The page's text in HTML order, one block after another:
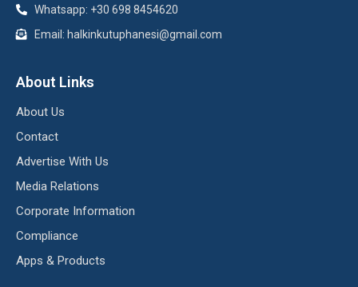
Whatsapp: +30 698 8454620
Email: halkinkutuphanesi@gmail.com
About Links
About Us
Contact
Advertise With Us
Media Relations
Corporate Information
Compliance
Apps & Products